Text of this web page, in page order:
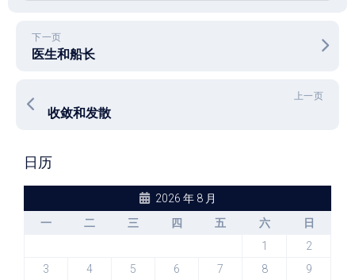
下一页
医生和船长
上一页
收敛和发散
日历
2026 年 8 月
一
二 三 四 五 六
日
1
2
3
4 5 6 7 8
9